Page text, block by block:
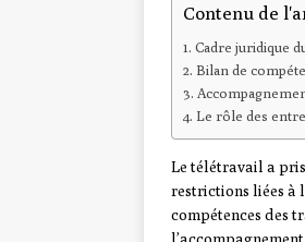
Contenu de
Cadre juridique
Bilan de
Le rôle des
Le télétravail a
restrictions liées à
compétences des